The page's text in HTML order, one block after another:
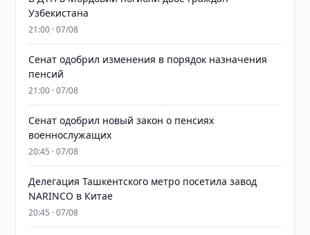
Узбекистана
21:00 · 07/08
Сенат одобрил изменения в порядок назначения
пенсий
21:00 · 07/08
Сенат одобрил новый закон о пенсиях
военнослужащих
20:45 · 07/08
Делегация Ташкентского метро посетила завод
NARINCO в Китае
20:45 · 07/08